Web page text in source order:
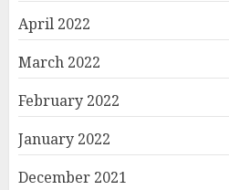
April 2022
March 2022
February 2022
January 2022
December 2021